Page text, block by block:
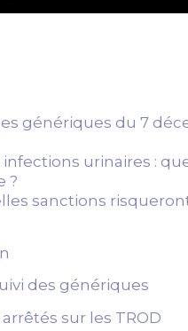
génériques du 7
urinaires :
?
sanctions
des génériques
sur les TROD